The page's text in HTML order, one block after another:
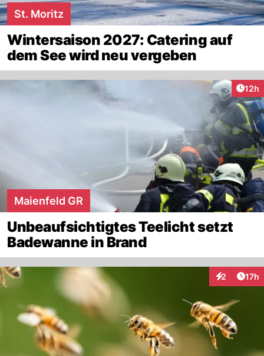
St. Moritz
Wintersaison 2027: Catering auf
dem See wird neu vergeben
12h
Maienfeld GR
Unbeaufsichtigtes Teelicht setzt
Badewanne in Brand
2 17h